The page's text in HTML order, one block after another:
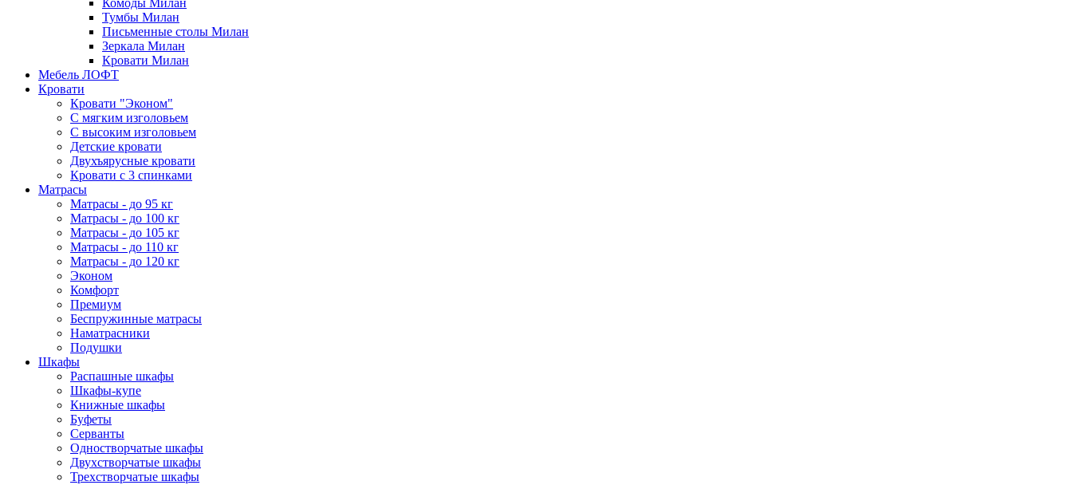
Комоды Милан
Тумбы Милан
Письменные столы Милан
Зеркала Милан
Кровати Милан
Мебель ЛОФТ
Кровати
Кровати "Эконом"
С мягким изголовьем
С высоким изголовьем
Детские кровати
Двухъярусные кровати
Кровати с 3 спинками
Матрасы
Матрасы - до 95 кг
Матрасы - до 100 кг
Матрасы - до 105 кг
Матрасы - до 110 кг
Матрасы - до 120 кг
Эконом
Комфорт
Премиум
Беспружинные матрасы
Наматрасники
Подушки
Шкафы
Распашные шкафы
Шкафы-купе
Книжные шкафы
Буфеты
Серванты
Одностворчатые шкафы
Двухстворчатые шкафы
Трехстворчатые шкафы